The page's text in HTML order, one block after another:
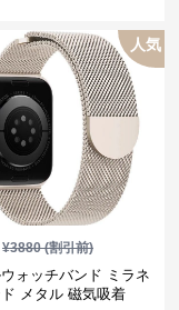
人気
¥3880(割引前)
ォッチバンド ミラネ
メタル 磁気吸着